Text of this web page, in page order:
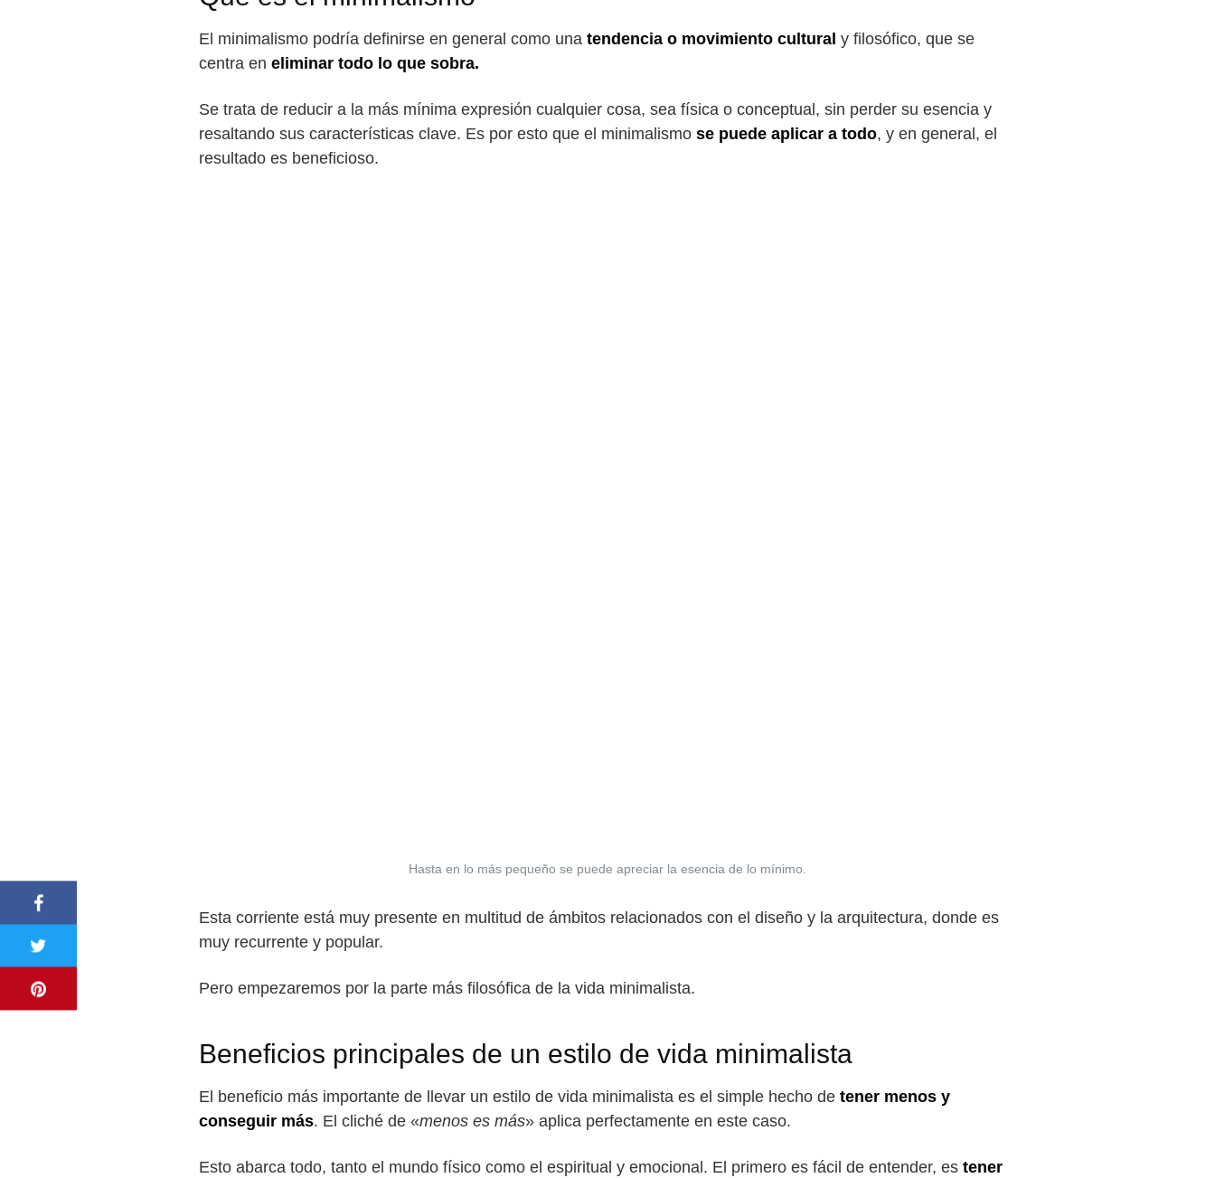
El minimalismo podría definirse en general como una tendencia o movimiento cultural y filosófico, que se
centra en eliminar todo lo que sobra.
Se trata de reducir a la más mínima expresión cualquier cosa, sea física o conceptual, sin perder su esencia y
resaltando sus características clave. Es por esto que el minimalismo se puede aplicar a todo, y en general, el
resultado es beneficioso.
Hasta en lo más pequeño se puede apreciar la esencia de lo mínimo.
Esta corriente está muy presente en multitud de ámbitos relacionados con el diseño y la arquitectura, donde es
muy recurrente y popular.
Pero empezaremos por la parte más filosófica de la vida minimalista.
Beneficios principales de un estilo de vida minimalista
El beneficio más importante de llevar un estilo de vida minimalista es el simple hecho de tener menos y
conseguir más. El cliché de «menos es más» aplica perfectamente en este caso.
Esto abarca todo, tanto el mundo físico como el espiritual y emocional. El primero es fácil de entender, es tener